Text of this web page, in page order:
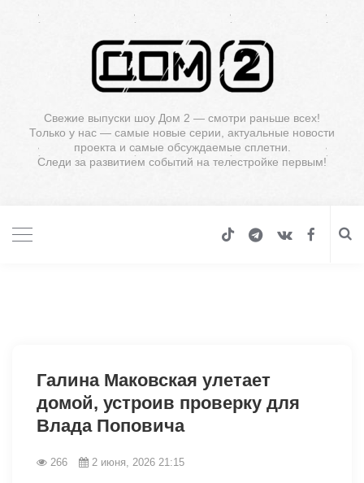
Свежие выпуски шоу Дом 2 — смотри раньше всех!
Только у нас — самые новые серии, актуальные новости
проекта и самые обсуждаемые сплетни.
Следи за развитием событий на телестройке первым!
Галина Маковская улетает
домой, устроив проверку для
Влада Поповича
266 2 июня, 2026 21:15